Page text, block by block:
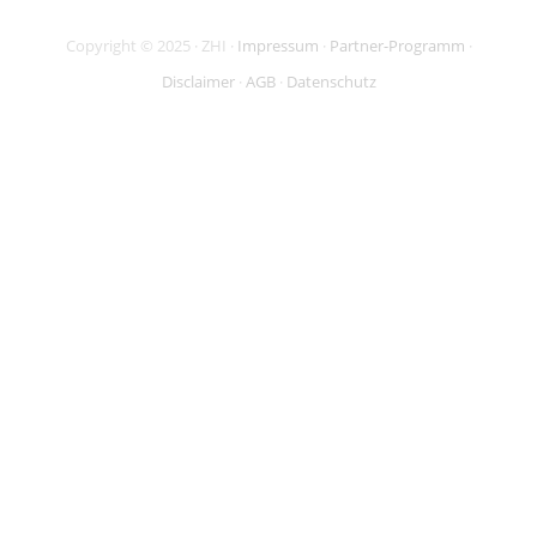
Copyright © 2025 · ZHI · Impressum · Partner-Programm ·
Disclaimer· AGB· Datenschutz